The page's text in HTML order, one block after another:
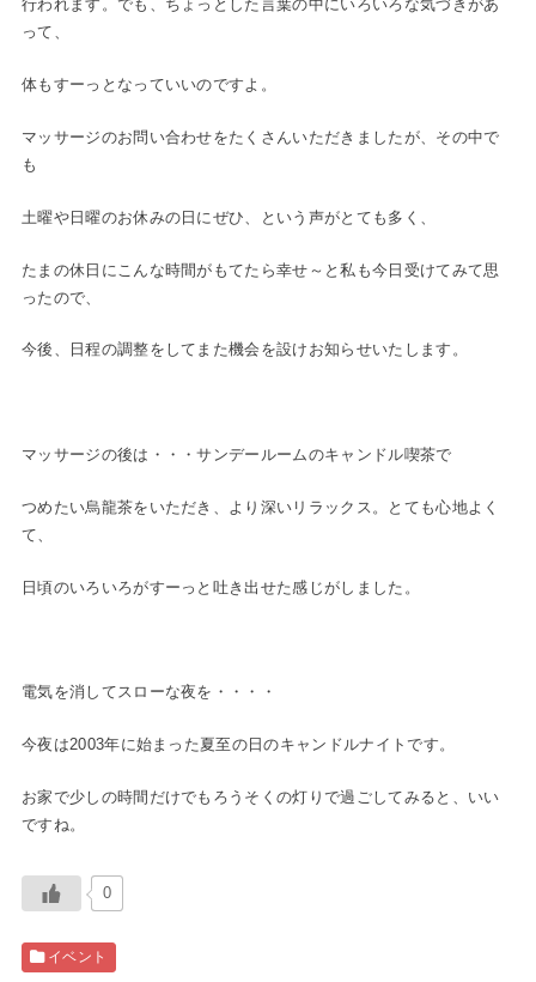
行われます。でも、ちょっとした言葉の中にいろいろな気づきがあ
って、
体もすーっとなっていいのですよ。
マッサージのお問い合わせをたくさんいただきましたが、その中で
も
土曜や日曜のお休みの日にぜひ、という声がとても多く、
たまの休日にこんな時間がもてたら幸せ～と私も今日受けてみて思
ったので、
今後、日程の調整をしてまた機会を設けお知らせいたします。
マッサージの後は・・・サンデールームのキャンドル喫茶で
つめたい烏龍茶をいただき、より深いリラックス。とても心地よく
て、
日頃のいろいろがすーっと吐き出せた感じがしました。
電気を消してスローな夜を・・・・
今夜は2003年に始まった夏至の日のキャンドルナイトです。
お家で少しの時間だけでもろうそくの灯りで過ごしてみると、いい
ですね。
0
イベント